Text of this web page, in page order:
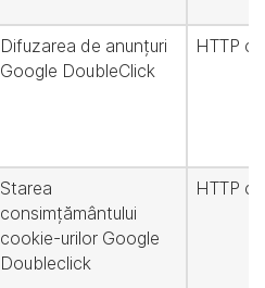
Difuzarea de anunțuri
Google DoubleClick
HTTP
Starea
consimțământului
cookie-urilor Google
Doubleclick
HTTP